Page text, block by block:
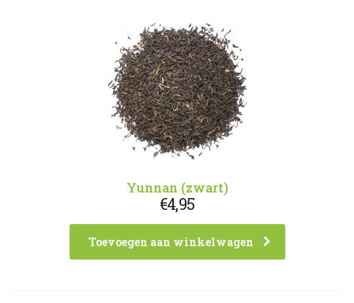
Yunnan (zwart)
€4,95
Toevoegen aan winkelwagen